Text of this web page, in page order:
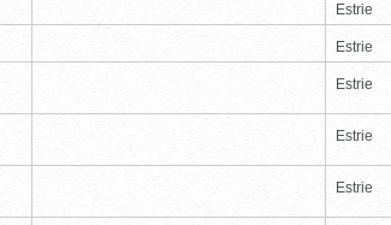
Estrie
Estrie
Estrie
Estrie
Estrie